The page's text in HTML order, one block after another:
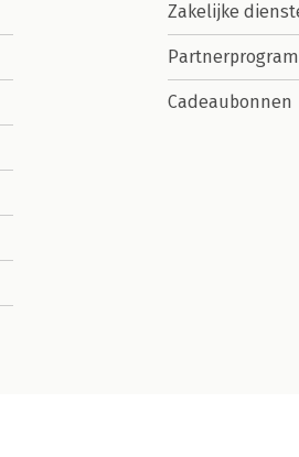
Zakelijke
Cadeaubonnen